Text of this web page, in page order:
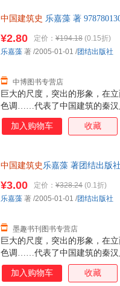
中国建筑史 乐嘉藻 著
巨大的尺度，突出的形象，在
色调……代表了中国建筑的秦汉
基础。 气派宏伟，恢阔舒展
国建筑的隋唐风格。隋唐建筑
调。 雍容而大度，严谨而典丽
¥2.80 定价： ¥194.18 (0.15折)
中博图书专营店
乐嘉藻 著 /2005-01-01 /团结出版社
加入购物车 收藏
中国建筑史 乐嘉藻 著团结出版
巨大的尺度，突出的形象，在
色调……代表了中国建筑的秦汉
基础。 气派宏伟，恢阔舒展
国建筑的隋唐风格。隋唐建筑
¥3.00 定价： ¥328.24 (0.1折)
墨趣书刊图书专营店
乐嘉藻 著 /2005-01-01 /团结出版社
加入购物车 收藏